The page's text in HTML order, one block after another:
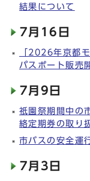
結果について
7月16日
「2026年京都
パスポート販売
7月9日
祇園祭期間中の
絡定期券の取り
市バスの安全運
7月3日